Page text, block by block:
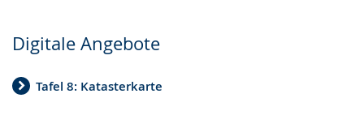
Digitale Angebote
Tafel 8: Katasterkarte